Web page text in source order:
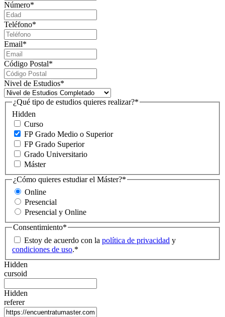
Número*
Teléfono*
Email*
Código Postal*
Nivel de Estudios*
Hidden
¿Qué tipo de estudios quieres realizar?*
Curso
FP Grado Medio o Superior
FP Grado Superior
Grado Universitario
Máster
¿Cómo quieres estudiar el Máster?*
Online
Presencial
Presencial y Online
Consentimiento*
Estoy de acuerdo con la política de privacidad y
condiciones de uso.*
Hidden
cursoid
Hidden
referer